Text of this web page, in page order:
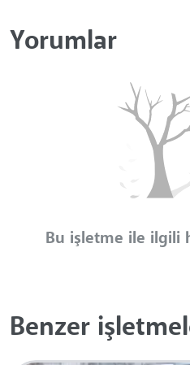
Yorumlar
Bu işletme ile ilgili
Benzer